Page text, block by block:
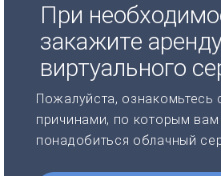
При
закажите
виртуального
Пожалуйста, ознакомьтесь
причинами, по которым
понадобиться облачный